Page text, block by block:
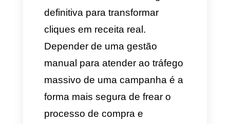
anúncio atraente, mas sim da
agilidade com que a empresa
responde às interações que ele
gera. Segundo estudos de
consumo, mais de 75% dos
usuários finalizam a compra